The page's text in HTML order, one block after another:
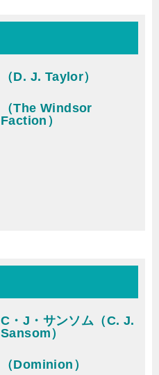
（D. J. Taylor）
（The Windsor
Faction）
C・J・サンソム（C. J.
Sansom）
（Dominion）